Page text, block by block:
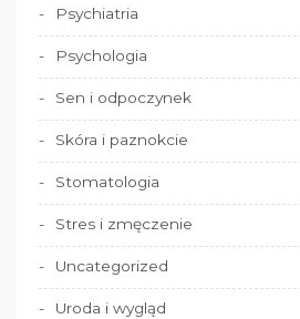
Psychiatria
Psychologia
Sen i odpoczynek
Skóra i paznokcie
Stomatologia
Stres i zmęczenie
Uncategorized
Uroda i wygląd